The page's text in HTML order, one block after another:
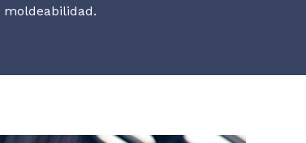
moldeabilidad.